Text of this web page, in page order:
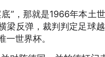
”，那就是1966年本土
梁反弹，裁判判定足球
一世界杯。